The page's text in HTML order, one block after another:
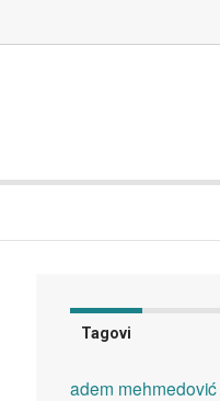
Tagovi
adem mehmedović